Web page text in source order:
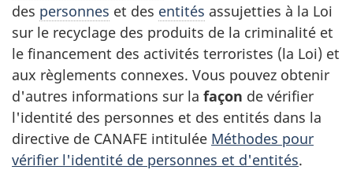
des personnes et des entités assujetties à la Loi
sur le recyclage des produits de la criminalité et
le financement des activités terroristes (la Loi) et
aux règlements connexes. Vous pouvez obtenir
d'autres informations sur la façon de vérifier
l'identité des personnes et des entités dans la
directive de CANAFE intitulée Méthodes pour
vérifier l'identité de personnes et d'entités.